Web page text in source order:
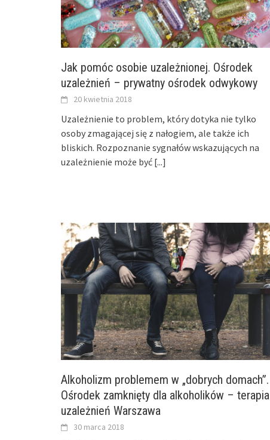
Jak pomóc osobie uzależnionej. Ośrodek
uzależnień – prywatny ośrodek odwykowy
20 kwietnia 2018
Uzależnienie to problem, który dotyka nie tylko
osoby zmagającej się z nałogiem, ale także ich
bliskich. Rozpoznanie sygnałów wskazujących na
uzależnienie może być [...]
Alkoholizm problemem w „dobrych domach”.
Ośrodek zamknięty dla alkoholików – terapia
uzależnień Warszawa
30 marca 2018